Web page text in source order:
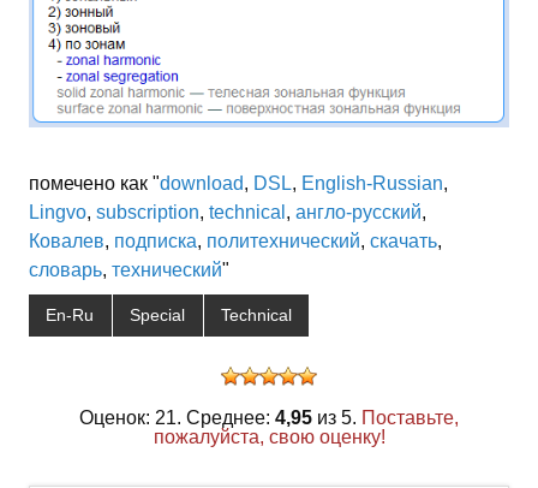
помечено как "download, DSL, English-Russian,
Lingvo, subscription, technical , англо-русский,
Ковалев, подписка, политехнический, скачать,
словарь, технический"
En-Ru Special Technical
Оценок: 21. Среднее: 4,95 из 5. Поставьте,
пожалуйста, свою оценку!